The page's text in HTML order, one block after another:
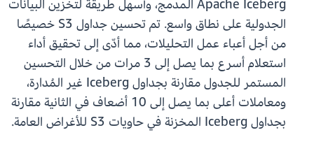
Apache Iceberg المدمج، وأسهل طريقة لتخزين البيانات
الجدولية على نطاق واسع. تم تحسين جداول S3 خصيصًا
من أجل أعباء عمل التحليلات، مما أدّى إلى تحقيق أداء
استعلام أسرع بما يصل إلى 3 مرات من خلال التحسين
المستمر للجدول مقارنة بجداول Iceberg غير المُدارة،
ومعاملات أعلى بما يصل إلى 10 أضعاف في الثانية مقارنة
بجداول Iceberg المخزنة في حاويات S3 للأغراض العامة.